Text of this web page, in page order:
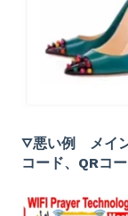
▽悪い例 メイ
コード、QRコ